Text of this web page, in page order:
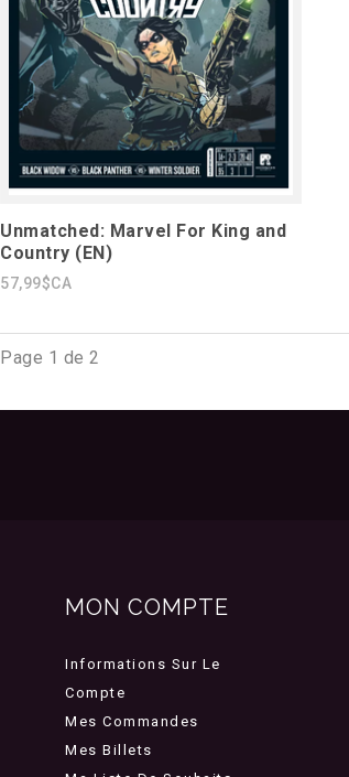
Unmatched: Marvel For King and
Country (EN)
57,99$CA
Page 1 de 2
MON COMPTE
Informations Sur Le
Compte
Mes Commandes
Mes Billets